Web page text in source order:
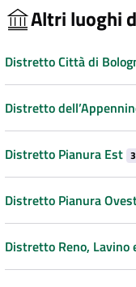
Altri luoghi
Distretto Città di
Distretto
Distretto Pianura Est 3
Distretto Pianura
Distretto Reno, Lavino